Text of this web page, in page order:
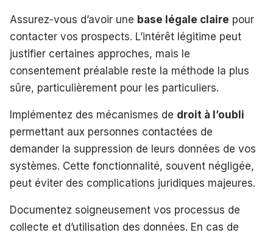
Assurez-vous d’avoir une base légale claire pour
contacter vos prospects. L’intérêt légitime peut
justifier certaines approches, mais le
consentement préalable reste la méthode la plus
sûre, particulièrement pour les particuliers.
Implémentez des mécanismes de droit à l’oubli
permettant aux personnes contactées de
demander la suppression de leurs données de vos
systèmes. Cette fonctionnalité, souvent négligée,
peut éviter des complications juridiques majeures.
Documentez soigneusement vos processus de
collecte et d’utilisation des données. En cas de